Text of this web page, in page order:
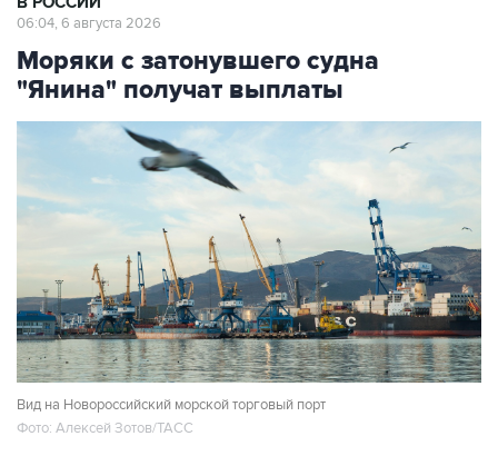
06:04, 6 августа 2026
Моряки с затонувшего судна
"Янина" получат выплаты
Вид на Новороссийский морской торговый порт
Фото: Алексей Зотов/ТАСС